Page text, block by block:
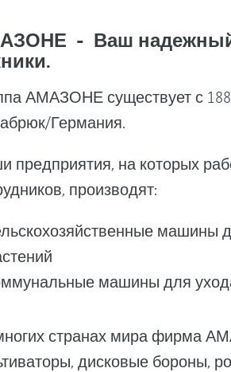
- Ваш надежный
АМАЗОНЕ существует с
Германия.
предприятия, на которых
производят:
машины
машины для
странах мира фирма
дисковые бороны,